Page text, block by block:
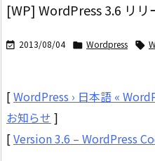
[WP] WordPress 3.6 リリ
 2013/08/04  Wordpress 
[WordPress › 日本語 «
お知らせ ]
[Version 3.6 – WordPress